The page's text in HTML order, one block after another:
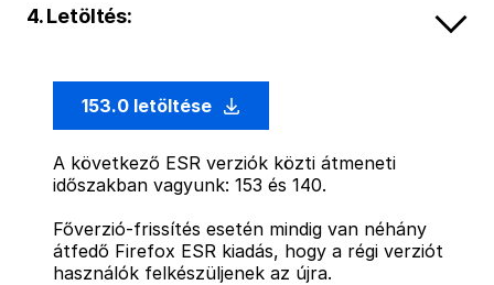
4. Letöltés:
153.0 letöltése
A következő ESR verziók közti átmeneti
időszakban vagyunk: 153 és 140.
Főverzió-frissítés esetén mindig van néhány
átfedő Firefox ESR kiadás, hogy a régi verziót
használók felkészüljenek az újra.